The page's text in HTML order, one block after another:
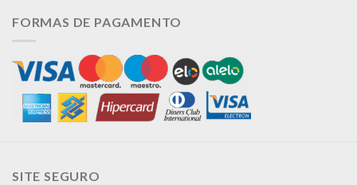
FORMAS DE PAGAMENTO
SITE SEGURO